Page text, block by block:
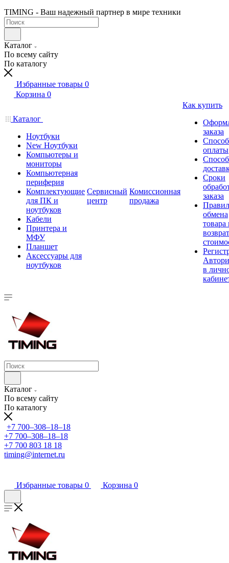
TIMING - Ваш надежный партнер в мире техники
Каталог
По всему сайту
По каталогу
Избранные товары 0
Корзина 0
Каталог
Ноутбуки
New Ноутбуки
Компьютеры и
мониторы
Компьютерная
периферия
Комплектующие
для ПК и
ноутбуков
Кабели
Принтера и
МФУ
Планшет
Аксессуары для
ноутбуков
Сервисный
центр
Комиссионная
продажа
Как купить
заказа
оплаты
Сроки
заказа
обмена
товара
в
Каталог
По всему сайту
По каталогу
+7 700‒308‒18‒18
+7 700‒308‒18‒18
+7 700 803 18 18
timing@internet.ru
Избранные товары 0 Корзина 0